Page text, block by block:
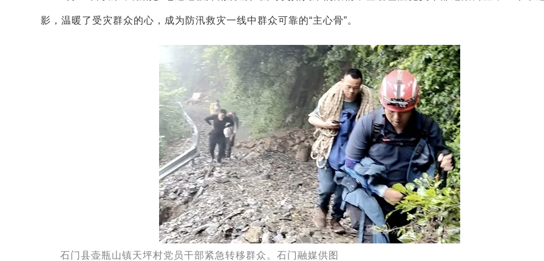
影，温暖了受灾群众的心，成为防汛救灾一线中群众可靠的“主心骨”。
石门县壶瓶山镇天坪村党员干部紧急转移群众。石门融媒供图